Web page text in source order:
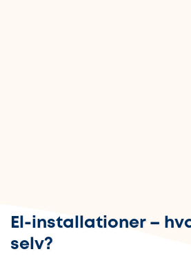
El-installationer –
selv?